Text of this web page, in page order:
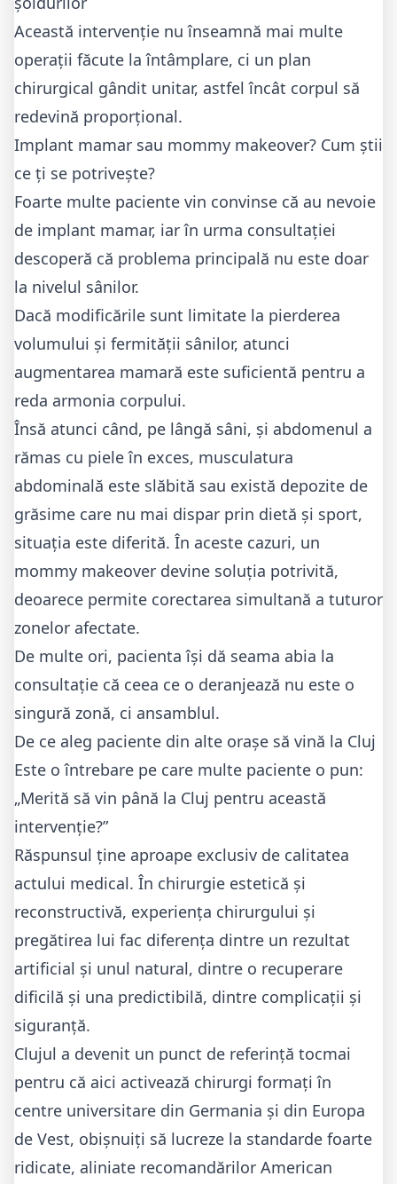
Această intervenție nu înseamnă mai multe
operații făcute la întâmplare, ci un plan
chirurgical gândit unitar, astfel încât corpul să
redevină proporțional.
Implant mamar sau mommy makeover? Cum știi
ce ți se potrivește?
Foarte multe paciente vin convinse că au nevoie
de implant mamar, iar în urma consultației
descoperă că problema principală nu este doar
la nivelul sânilor.
Dacă modificările sunt limitate la pierderea
volumului și fermității sânilor, atunci
augmentarea mamară este suficientă pentru a
reda armonia corpului.
Însă atunci când, pe lângă sâni, și abdomenul a
rămas cu piele în exces, musculatura
abdominală este slăbită sau există depozite de
grăsime care nu mai dispar prin dietă și sport,
situația este diferită. În aceste cazuri, un
mommy makeover devine soluția potrivită,
deoarece permite corectarea simultană a tuturor
zonelor afectate.
De multe ori, pacienta își dă seama abia la
consultație că ceea ce o deranjează nu este o
singură zonă, ci ansamblul.
De ce aleg paciente din alte orașe să vină la Cluj
Este o întrebare pe care multe paciente o pun:
„Merită să vin până la Cluj pentru această
intervenție?”
Răspunsul ține aproape exclusiv de calitatea
actului medical. În chirurgie estetică și
reconstructivă, experiența chirurgului și
pregătirea lui fac diferența dintre un rezultat
artificial și unul natural, dintre o recuperare
dificilă și una predictibilă, dintre complicații și
siguranță.
Clujul a devenit un punct de referință tocmai
pentru că aici activează chirurgi formați în
centre universitare din Germania și din Europa
de Vest, obișnuiți să lucreze la standarde foarte
ridicate, aliniate recomandărilor American